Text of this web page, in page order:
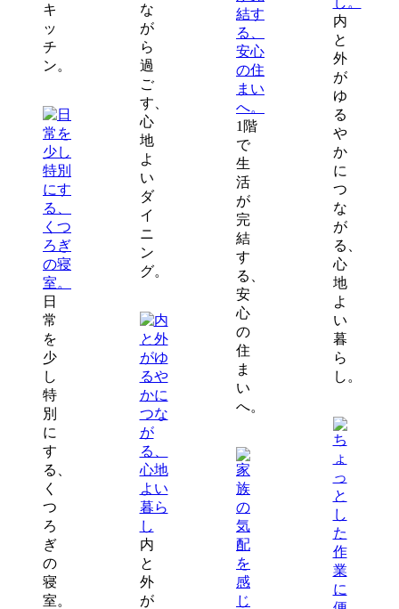
キ
ッ
チ
ン。
な
が
ら
過
ご
す、
心
地
よ
い
ダ
イ
ニ
ン
グ。
内
と
外
が
ゆ
る
や
か
に
つ
な
が
る、
心
地
よ
い
暮
ら
し。
1階
で
生
活
が
完
結
す
る、
安
心
の
住
ま
い
へ。
日
常
を
少
し
特
別
に
す
る、
く
つ
ろ
ぎ
の
寝
室。
内
と
外
が